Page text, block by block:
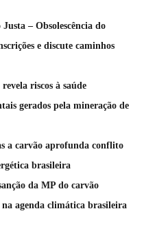
– Obsolescência do
e discute caminhos
riscos à saúde
gerados pela mineração de
a carvão aprofunda conflito
brasileira
da MP do carvão
na agenda climática brasileira